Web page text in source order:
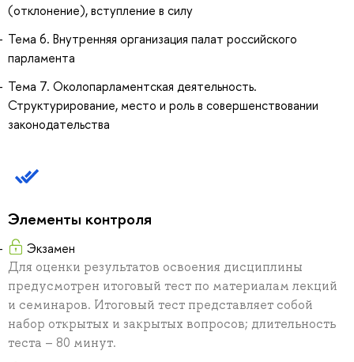
(отклонение), вступление в силу
Тема 6. Внутренняя организация палат российского
парламента
Тема 7. Околопарламентская деятельность.
Структурирование, место и роль в совершенствовании
законодательства
Элементы контроля
Экзамен
Для оценки результатов освоения дисциплины
предусмотрен итоговый тест по материалам лекций
и семинаров. Итоговый тест представляет собой
набор открытых и закрытых вопросов; длительность
теста – 80 минут.